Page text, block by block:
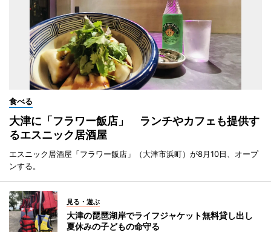
食べる
大津に「フラワー飯店」 ランチやカフェも提供す
るエスニック居酒屋
エスニック居酒屋「フラワー飯店」（大津市浜町）が8月10日、オープ
ンする。
見る・遊ぶ
大津の琵琶湖岸でライフジャケット無料貸し出し
夏休みの子どもの命守る